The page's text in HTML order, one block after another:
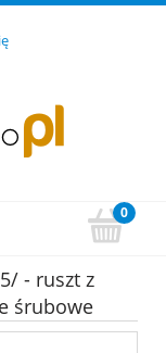
- ruszt z
śrubowe